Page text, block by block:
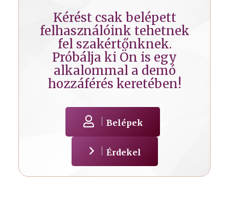
Kérést csak belépett
felhasználóink tehetnek
fel szakértőnknek.
Próbálja ki Ön is egy
alkalommal a demó
hozzáférés keretében!
Belépek
Érdekel